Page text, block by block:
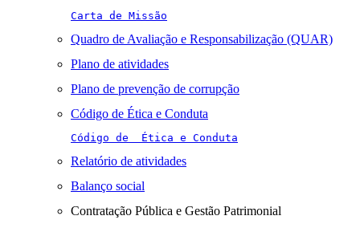
Carta de Missão
Quadro de Avaliação e Responsabilização (QUAR)
Plano de atividades
Plano de prevenção de corrupção
Código de Ética e Conduta
Código de  Ética e Conduta
Relatório de atividades
Balanço social
Contratação Pública e Gestão Patrimonial